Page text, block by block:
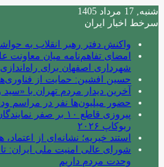
شنبه, 17 مرداد 1405
سرخط اخبار ایران
واکنش دفتر رهبر انقلاب به
امضای تفاهم‌نامه میان
شهرداری اصفهان برای
حسین افشین: حمایت از
آخرین دیدار مردم تهران با
حضور میلیون‌ها نفر در مراسم
پیروزی قاطع ۱۰ بر
ربوکاپ ۲۰۲۶
استند خیریه؛ نشانه‌ای از
شورای عالی امنیت ملی ایران:
وحدت مردم داریم